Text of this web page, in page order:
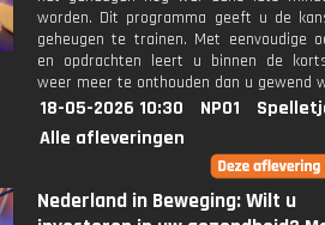
worden. Dit programma geeft u de
geheugen te trainen. Met eenvoudige
en opdrachten leert u binnen de
weer meer te onthouden dan u gewend
18-05-2026 10:30 NPO1
Alle afleveringen
Nederland in Beweging: Wilt u